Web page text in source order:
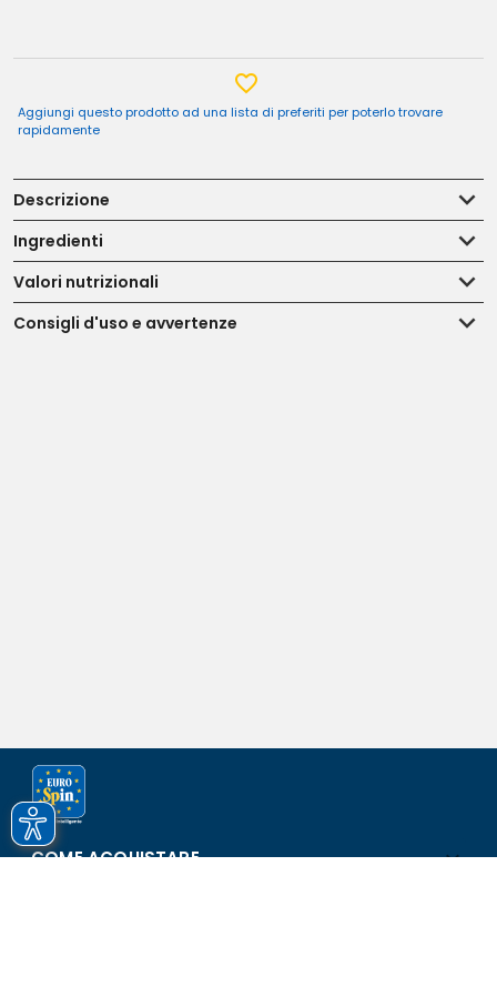
Aggiungi questo prodotto ad una lista di preferiti per poterlo trovare
rapidamente
Descrizione
Ingredienti
Valori nutrizionali
Consigli d'uso e avvertenze
COME ACQUISTARE